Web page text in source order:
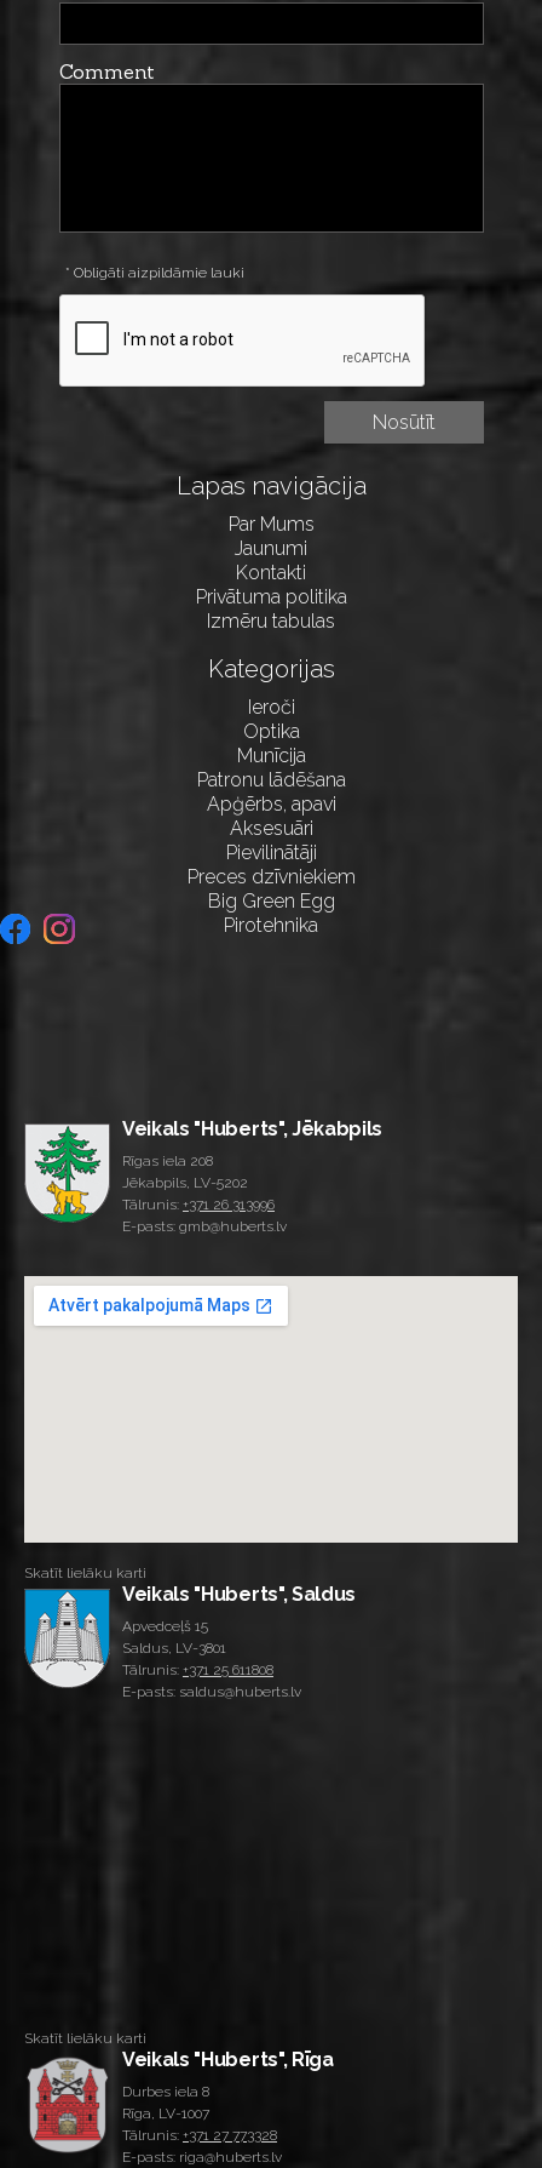
Comment
* Obligāti aizpildāmie lauki
Lapas navigācija
Par Mums
Jaunumi
Kontakti
Privātuma politika
Izmēru tabulas
Kategorijas
Ieroči
Optika
Munīcija
Patronu lādēšana
Apģērbs, apavi
Aksesuāri
Pievilinātāji
Preces dzīvniekiem
Big Green Egg
Pirotehnika
Veikals "Huberts", Jēkabpils
Rīgas iela 208
Jēkabpils, LV-5202
Tālrunis: +371 26 313996
E-pasts: gmb@huberts.lv
Skatīt lielāku karti
Veikals "Huberts", Saldus
Apvedceļš 15
Saldus, LV-3801
Tālrunis: +371 25 611808
E-pasts: saldus@huberts.lv
Skatīt lielāku karti
Veikals "Huberts", Rīga
Durbes iela 8
Rīga, LV-1007
Tālrunis: +371 27 773328
E-pasts: riga@huberts.lv